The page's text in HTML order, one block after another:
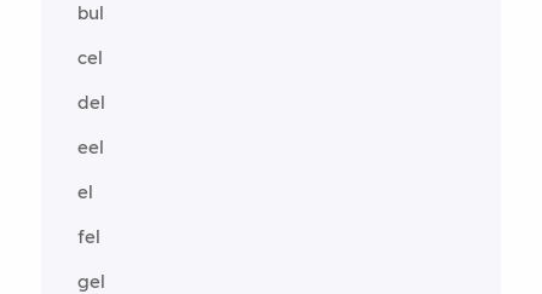
bul
cel
del
eel
el
fel
gel